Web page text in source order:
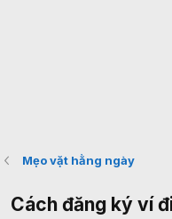
Mẹo vặt hằng ngày
Cách đăng ký ví